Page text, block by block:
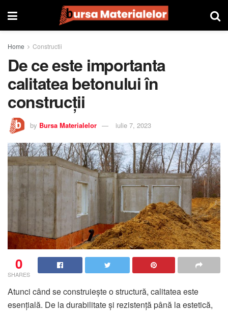
Home Constructii
De ce este importanta
calitatea betonului în
construcții
by Bursa Materialelor iulie 7, 2023
0
SHARES
Atunci când se construiește o structură, calitatea este
esențială. De la durabilitate și rezistență până la estetică,